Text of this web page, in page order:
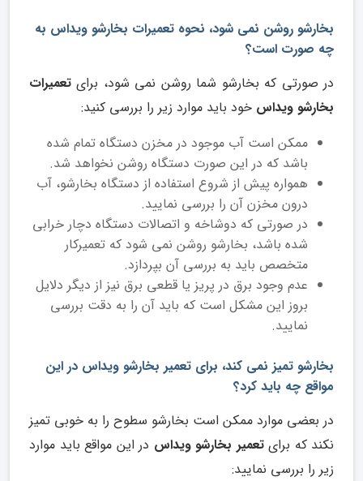
بخارشو روشن نمی شود، نحوه تعمیرات بخارشو ویداس به
چه صورت است؟
در صورتی که بخارشو شما روشن نمی شود، برای تعمیرات
بخارشو ویداس خود باید موارد زیر را بررسی کنید:
ممکن است آب موجود در مخزن دستگاه تمام شده
باشد که در این صورت دستگاه روشن نخواهد شد.
همواره پیش از شروع استفاده از دستگاه بخارشو، آب
درون مخزن آن را بررسی نمایید.
در صورتی که دوشاخه و اتصالات دستگاه دچار خرابی
شده باشد، بخارشو روشن نمی شود که تعمیرکار
متخصص باید به بررسی آن بپردازد.
عدم وجود برق در پریز یا قطعی برق نیز از دیگر دلایل
بروز این مشکل است که باید آن را به دقت بررسی
نمایید.
بخارشو تمیز نمی کند، برای تعمیر بخارشو ویداس در این
مواقع چه باید کرد؟
در بعضی موارد ممکن است بخارشو سطوح را به خوبی تمیز
نکند که برایتعمیر بخارشو ویداس در این مواقع باید موارد
زیر را بررسی نمایید: